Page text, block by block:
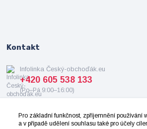
Kontakt
Infolinka Český-obchoďák.eu
+420 605 538 133
(Po–Pá 9:00–16:00)
Pro základní funkčnost, zpříjemnění používání
a v případě udělení souhlasu také pro účely